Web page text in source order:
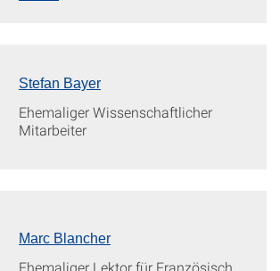
Stefan Bayer
Ehemaliger Wissenschaftlicher
Mitarbeiter
Marc Blancher
Ehemaliger Lektor für Französisch